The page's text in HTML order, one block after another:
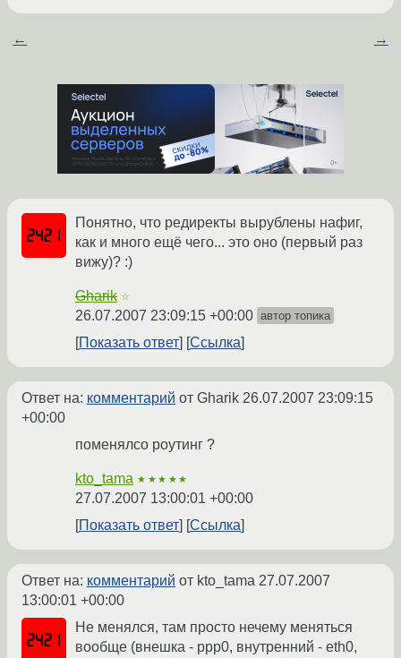
← →
Понятно, что редиректы вырублены нафиг,
как и много ещё чего... это оно (первый раз
вижу)? :)
Gharik ☆
26.07.2007 23:09:15 +00:00 автор топика
Показать ответ Ссылка
Ответ на: комментарий от Gharik 26.07.2007 23:09:15
+00:00
поменялсо роутинг ?
kto_tama ★★★★★
27.07.2007 13:00:01 +00:00
Показать ответ
Ссылка
Ответ на: комментарий от kto_tama 27.07.2007
13:00:01 +00:00
Не менялся, там просто нечему меняться
вообще (внешка - ppp0, внутренний - eth0,